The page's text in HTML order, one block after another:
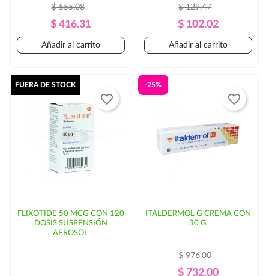
Precio
Regular
$ 555.08
Precio
$ 416.31
Añadir al carrito
Precio
Regular
$ 129.47
Precio
$ 102.02
Añadir al carrito
FLIXOTIDE 50 MCG CON 120
DOSIS SUSPENSIÓN
AEROSOL
FUERA DE STOCK
favorite_border
ITALDERMOL G CREMA CON
30 G
Precio
$ 976.00
Precio
$ 732.00
-25%
favorite_border